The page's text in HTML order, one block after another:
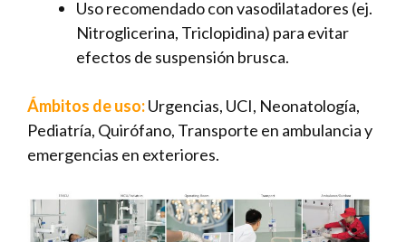
Uso recomendado con vasodilatadores (ej.
Nitroglicerina, Triclopidina) para evitar
efectos de suspensión brusca.
Ámbitos de uso:Urgencias, UCI, Neonatología,
Pediatría, Quirófano, Transporte en ambulancia y
emergencias en exteriores.